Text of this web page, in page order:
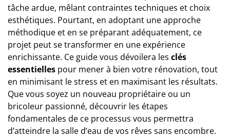
tâche ardue, mêlant contraintes techniques et choix
esthétiques. Pourtant, en adoptant une approche
méthodique et en se préparant adéquatement, ce
projet peut se transformer en une expérience
enrichissante. Ce guide vous dévoilera les clés
essentielles pour mener à bien votre rénovation, tout
en minimisant le stress et en maximisant les résultats.
Que vous soyez un nouveau propriétaire ou un
bricoleur passionné, découvrir les étapes
fondamentales de ce processus vous permettra
d’atteindre la salle d’eau de vos rêves sans encombre.